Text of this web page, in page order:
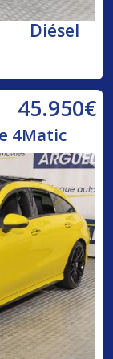
Diésel
45.950€
4Matic